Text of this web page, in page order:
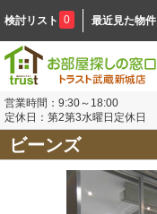
検討リスト 0 最近見た物件
営業時間：9:30～18:00
定休日：第2第3水曜日定休日
ビーンズ